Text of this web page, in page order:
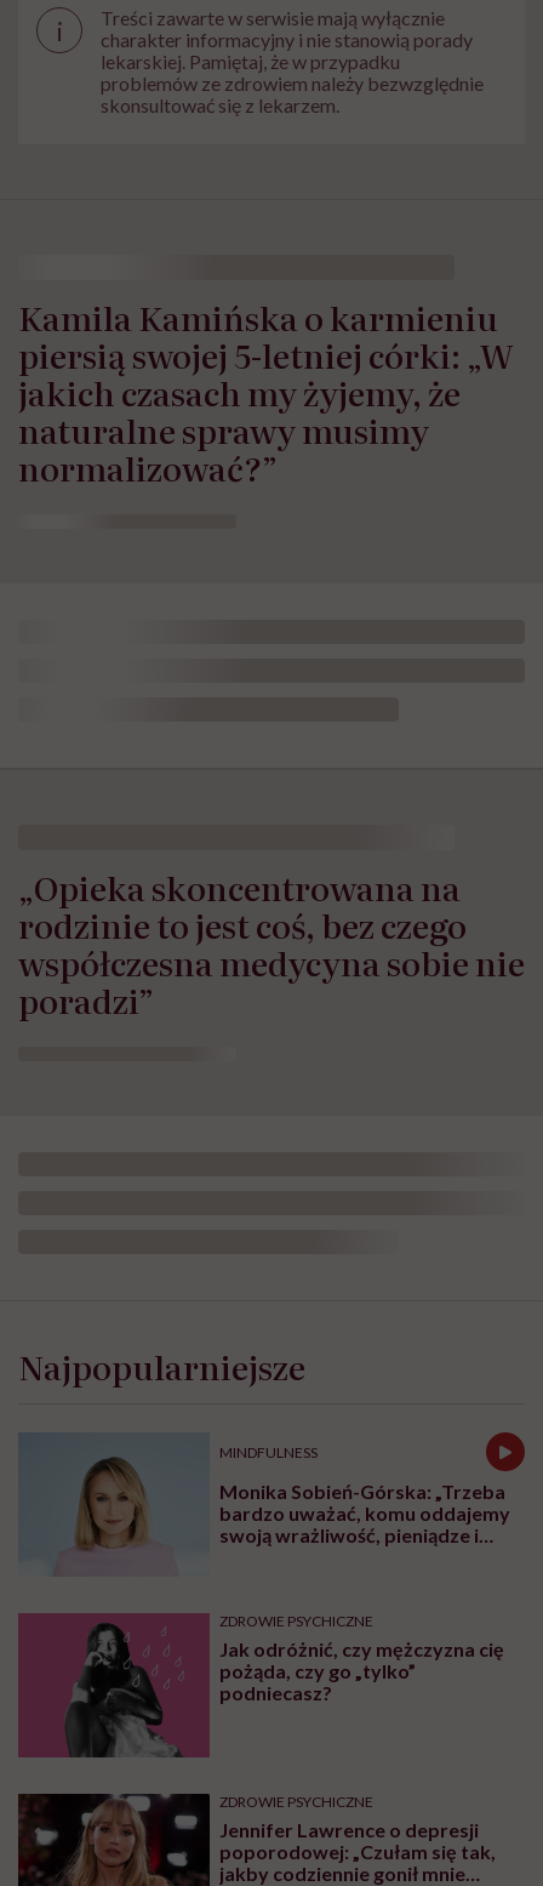
i
Treści zawarte w serwisie mają wyłącznie
charakter informacyjny i nie stanowią porady
lekarskiej. Pamiętaj, że w przypadku
problemów ze zdrowiem należy bezwzględnie
skonsultować się z lekarzem.
Kamila Kamińska o karmieniu
piersią swojej 5-letniej córki: „W
jakich czasach my żyjemy, że
naturalne sprawy musimy
normalizować?”
„Opieka skoncentrowana na
rodzinie to jest coś, bez czego
współczesna medycyna sobie nie
poradzi”
Najpopularniejsze
MINDFULNESS
Monika Sobień-Górska: „Trzeba
bardzo uważać, komu oddajemy
swoją wrażliwość, pieniądze i
ZDROWIE PSYCHICZNE
Jak odróżnić, czy mężczyzna cię
pożąda, czy go „tylko”
podniecasz?
ZDROWIE PSYCHICZNE
Jennifer Lawrence o depresji
poporodowej: „Czułam się tak,
jakby codziennie gonił mnie